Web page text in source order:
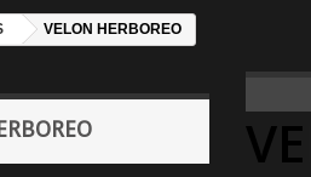
VELON HERBOREO